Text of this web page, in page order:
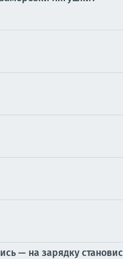
— на зарядку